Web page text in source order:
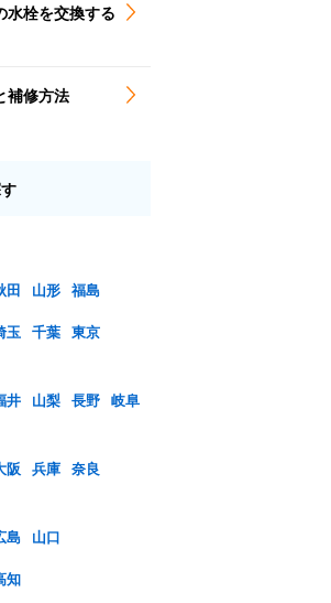
水栓を交換する
補修方法
田 山形 福島
玉 千葉 東京
井 山梨 長野 岐阜
阪 兵庫 奈良
島
山口
知